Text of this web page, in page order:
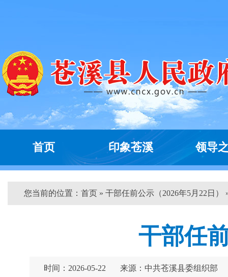
首页 印象苍溪 领导
您当前的位置： 首页 » 干部任前公示（2026年5月22日）
干部任
时间：2026-05-22 来源：中共苍溪县委组织部